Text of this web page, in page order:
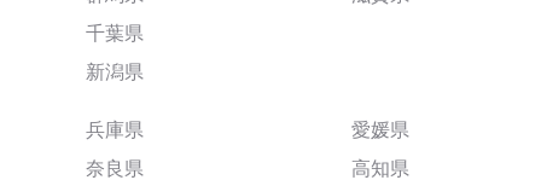
千葉県
新潟県
兵庫県
奈良県
愛媛県
高知県